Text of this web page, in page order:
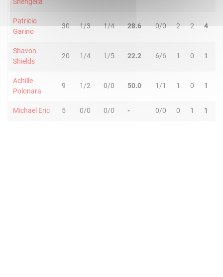
Patricio
Garino
30 1/3 1/4 28.6 0/0 2 2 4
Shavon
Shields
20 1/4 1/5 22.2 6/6 1 0 1
Achille
Polonara
9 1/2 0/0 50.0 1/1 1 0 1
Michael Eric 5 0/0 0/0 - 0/0 0 1 1